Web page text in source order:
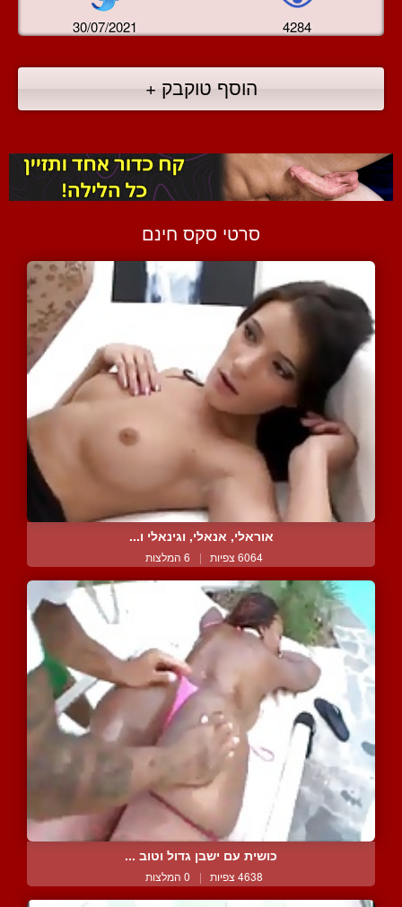
30/07/2021 4284
הוסף טוקבק +
סרטי סקס חינם
אוראלי, אנאלי, וגינאלי ו...
6064 צפיות | 6 המלצות
כושית עם ישבן גדול וטוב ...
4638 צפיות | 0 המלצות